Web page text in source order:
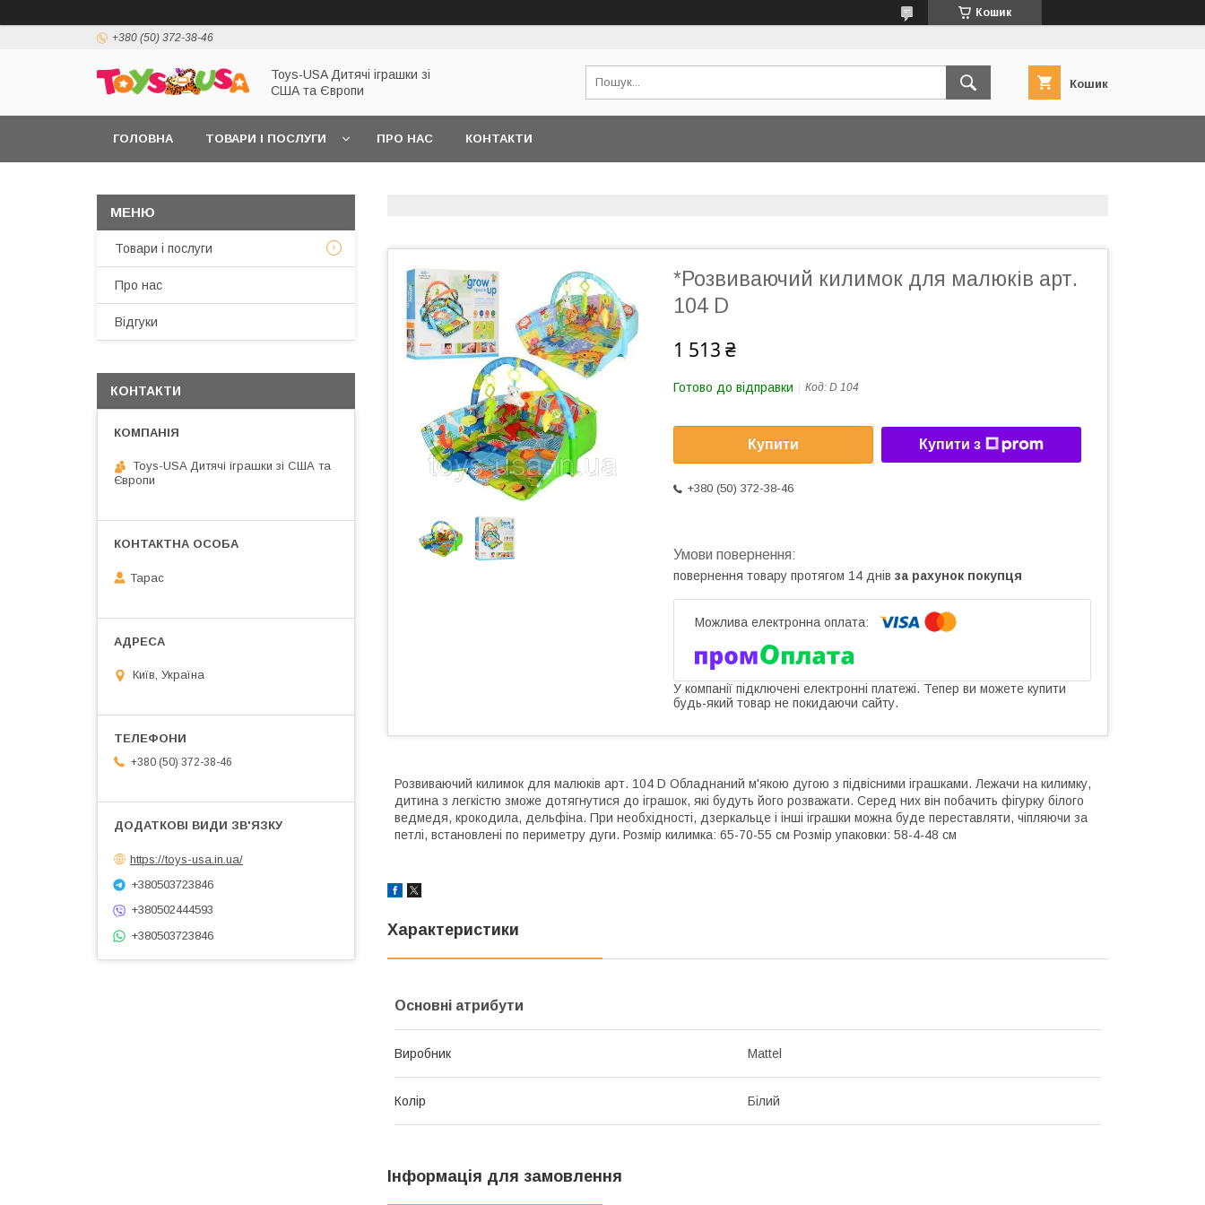
Кошик
+380 (50) 372-38-46
Toys-USA Дитячі іграшки зі
США та Європи
Кошик
ГОЛОВНА ТОВАРИ І ПОСЛУГИ ПРО НАС КОНТАКТИ
*Розвиваючий килимок для малюків арт.
104 D
1 513 ₴
Готово до відправки Код: D 104
Купити Купити з
+380 (50) 372-38-46
повернення товару протягом 14 днів за рахунок покупця
У компанії підключені електронні платежі. Тепер ви можете купити
будь-який товар не покидаючи сайту.
Розвиваючий килимок для малюків арт. 104 D Обладнаний м'якою дугою з підвісними іграшками. Лежачи на килимку,
дитина з легкістю зможе дотягнутися до іграшок, які будуть його розважати. Серед них він побачить фігурку білого
ведмедя, крокодила, дельфіна. При необхідності, дзеркальце і інші іграшки можна буде переставляти, чіпляючи за
петлі, встановлені по периметру дуги. Розмір килимка: 65-70-55 см Розмір упаковки: 58-4-48 см
Характеристики
Основні атрибути
Виробник Mattel
Колір Білий
Інформація для замовлення
Товари і послуги
Про нас
Відгуки
КОНТАКТИ
Toys-USA Дитячі іграшки зі США та
Європи
Тарас
Київ, Україна
+380 (50) 372-38-46
https://toys-usa.in.ua/
+380503723846
+380502444593
+380503723846